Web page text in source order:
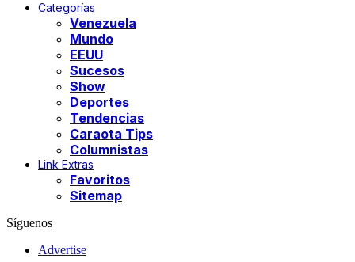
Categorías
Venezuela
Mundo
EEUU
Sucesos
Show
Deportes
Tendencias
Caraota Tips
Columnistas
Link Extras
Favoritos
Sitemap
Síguenos
Advertise